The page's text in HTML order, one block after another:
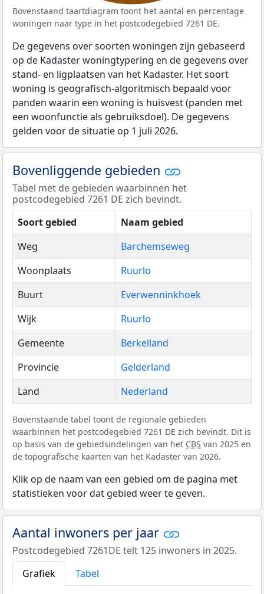
Bovenstaand taartdiagram toont het aantal en percentage
woningen naar type in het postcodegebied 7261 DE.
De gegevens over soorten woningen zijn gebaseerd
op de Kadaster woningtypering en de gegevens over
stand- en ligplaatsen van het Kadaster. Het soort
woning is geografisch-algoritmisch bepaald voor
panden waarin een woning is huisvest (panden met
een woonfunctie als gebruiksdoel). De gegevens
gelden voor de situatie op 1 juli 2026.
Bovenliggende gebieden
Tabel met de gebieden waarbinnen het
postcodegebied 7261 DE zich bevindt.
Soort gebied
Naam gebied
Weg
Barchemseweg
Woonplaats
Ruurlo
Buurt
Everwenninkhoek
Wijk
Ruurlo
Gemeente
Berkelland
Provincie
Gelderland
Land
Nederland
Bovenstaande tabel toont de regionale gebieden
waarbinnen het postcodegebied 7261 DE zich bevindt. Dit is
op basis van de gebiedsindelingen van het CBS van 2025 en
de topografische kaarten van het Kadaster van 2026.
Klik op de naam van een gebied om de pagina met
statistieken voor dat gebied weer te geven.
Aantal inwoners per jaar
Postcodegebied 7261DE telt 125 inwoners in 2025.
Grafiek
Tabel